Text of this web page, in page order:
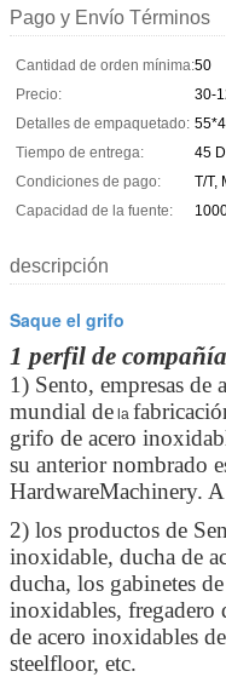
Pago y Envío Términos
Cantidad de orden mínima:50
Precio:
30-
Detalles de empaquetado:
Tiempo de entrega:
45
Condiciones de pago:
T/T,
Capacidad de la fuente:
descripción
Saque el grifo
1 perfil de compañía
1) Sento, empresas de
mundial de la
grifo de acero
su anterior nombrado
HardwareMachinery.
2) los productos de
inoxidable, ducha de
ducha, los gabinetes
inoxidables, fregadero
de acero inoxidables de
steelfloor, etc.